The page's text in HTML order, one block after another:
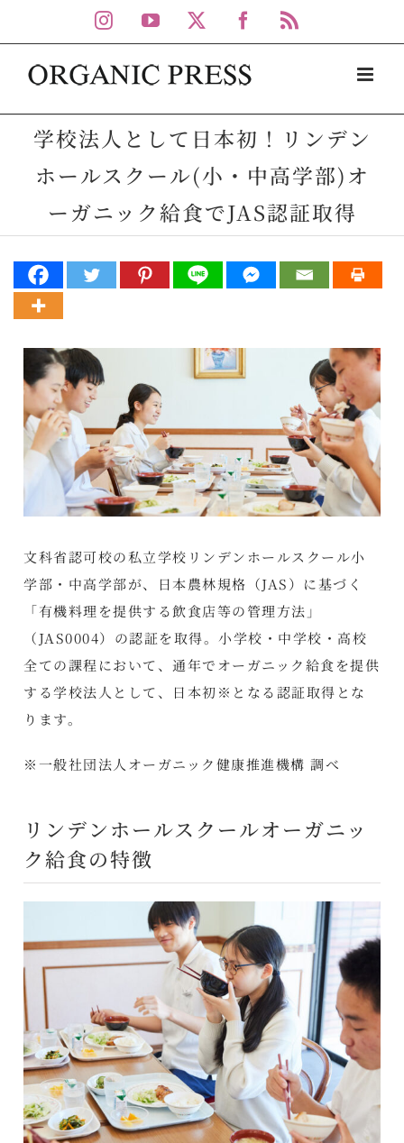
to
content
Instagram
YouTube Facebook
学校法人として日本初！リンデン
ホールスクール(小・中高学部)オ
ーガニック給食でJAS認証取得
文科省認可校の私立学校リンデンホールスクール小
学部・中高学部が、日本農林規格（JAS）に基づく
「有機料理を提供する飲食店等の管理方法」
（JAS0004）の認証を取得。小学校・中学校・高校
全ての課程において、通年でオーガニック給食を提供
する学校法人として、日本初※となる認証取得とな
ります。
※一般社団法人オーガニック健康推進機構 調べ
リンデンホールスクールオーガニッ
ク給食の特徴